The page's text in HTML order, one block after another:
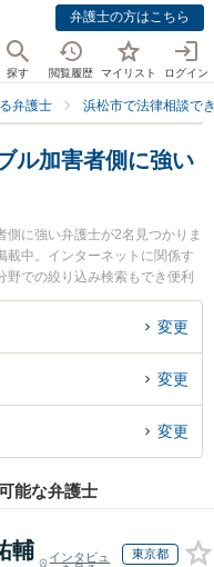
弁護士の方はこちら
探す 閲覧履歴 マイリスト ログイン
弁護士 浜松市で法律相談で
ル加害者側に強い
に強い弁護士が2名見つかりま
載中。インターネットに関係す
での絞り込み検索もでき便利
弁護士法人名城法律事務所 浜松
護士費用、強みなどが注目され
』『初回相談無料でネットトラ
の弁護士に相談予約したい』な
変更
変更
変更
能な弁護士
輔
インタビュ
東京都